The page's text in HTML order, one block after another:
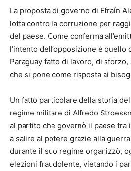
La proposta di governo di Efraín
lotta contro la corruzione per
del paese. Come conferma
l’intento dell’opposizione è quello
Paraguay fatto di lavoro, di sforzo,
che si pone come risposta ai
Un fatto particolare della storia
regime militare di Alfredo
al partito che governò il paese tra
a salire al potere grazie alla
durante il suo regime organizzò,
elezioni fraudolente, vietando i